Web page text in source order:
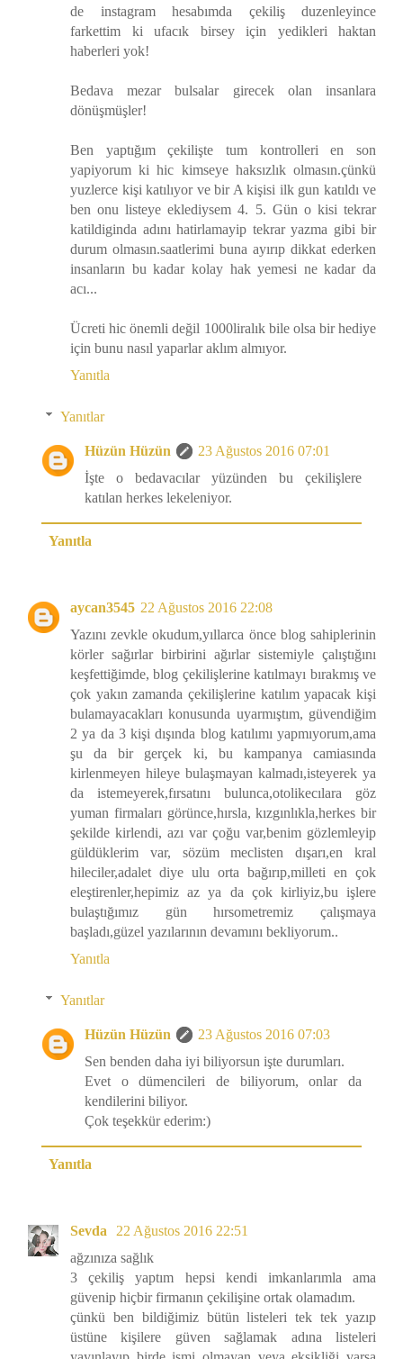
de instagram hesabımda çekiliş duzenleyince
farkettim ki ufacık birsey için yedikleri haktan
haberleri yok!
Bedava mezar bulsalar girecek olan insanlara
dönüşmüşler!
Ben yaptığım çekilişte tum kontrolleri en son
yapiyorum ki hic kimseye haksızlık olmasın.çünkü
yuzlerce kişi katılıyor ve bir A kişisi ilk gun katıldı ve
ben onu listeye eklediysem 4. 5. Gün o kisi tekrar
katildiginda adını hatirlamayip tekrar yazma gibi bir
durum olmasın.saatlerimi buna ayırıp dikkat ederken
insanların bu kadar kolay hak yemesi ne kadar da
acı...
Ücreti hic önemli değil 1000liralık bile olsa bir hediye
için bunu nasıl yaparlar aklım almıyor.
Yanıtla
Yanıtlar
Hüzün Hüzün
23 Ağustos 2016 07:01
İşte o bedavacılar yüzünden bu çekilişlere
katılan herkes lekeleniyor.
Yanıtla
aycan3545 22 Ağustos 2016 22:08
Yazını zevkle okudum,yıllarca önce blog sahiplerinin
körler sağırlar birbirini ağırlar sistemiyle çalıştığını
keşfettiğimde, blog çekilişlerine katılmayı bırakmış ve
çok yakın zamanda çekilişlerine katılım yapacak kişi
bulamayacakları konusunda uyarmıştım, güvendiğim
2 ya da 3 kişi dışında blog katılımı yapmıyorum,ama
şu da bir gerçek ki, bu kampanya camiasında
kirlenmeyen hileye bulaşmayan kalmadı,isteyerek ya
da istemeyerek,fırsatını bulunca,otolikecılara göz
yuman firmaları görünce,hırsla, kızgınlıkla,herkes bir
şekilde kirlendi, azı var çoğu var,benim gözlemleyip
güldüklerim var, sözüm meclisten dışarı,en kral
hileciler,adalet diye ulu orta bağırıp,milleti en çok
eleştirenler,hepimiz az ya da çok kirliyiz,bu işlere
bulaştığımız gün hırsometremiz çalışmaya
başladı,güzel yazılarının devamını bekliyorum..
Yanıtla
Yanıtlar
Hüzün Hüzün
23 Ağustos 2016 07:03
Sen benden daha iyi biliyorsun işte durumları.
Evet o dümencileri de biliyorum, onlar da
kendilerini biliyor.
Çok teşekkür ederim:)
Yanıtla
Sevda
22 Ağustos 2016 22:51
ağzınıza sağlık
3 çekiliş yaptım hepsi kendi imkanlarımla ama
güvenip hiçbir firmanın çekilişine ortak olamadım.
çünkü ben bildiğimiz bütün listeleri tek tek yazıp
üstüne kişilere güven sağlamak adına listeleri